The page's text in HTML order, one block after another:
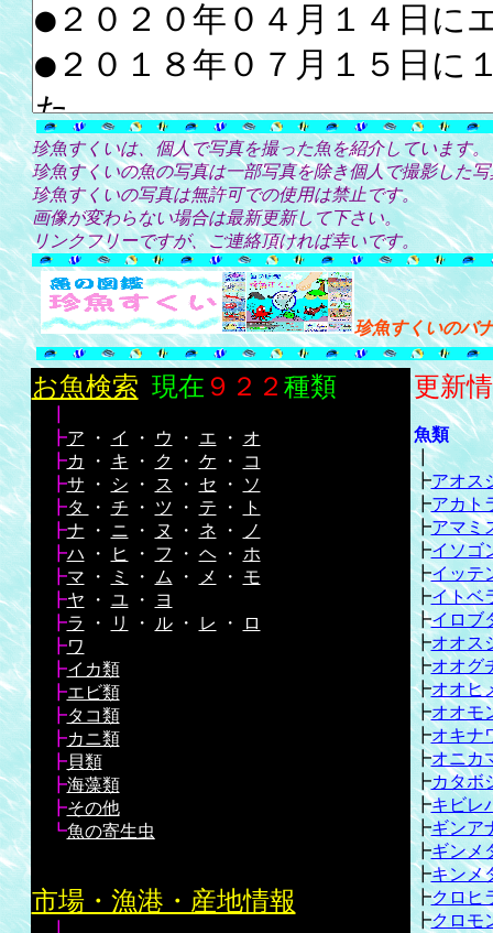
珍魚すくいは、個人で写真を撮った魚を紹介しています。
珍魚すくいの魚の写真は一部写真を除き個人で撮影した
珍魚すくいの写真は無許可での使用は禁止です。
画像が変わらない場合は最新更新して下さい。
リンクフリーですが、ご連絡頂ければ幸いです。
珍魚すくいのバ
お魚検索 現在 ９２２ 種類
┣ア ・ イ ・ ウ ・ エ ・ オ
┣カ ・ キ ・ ク ・ ケ ・
コ
┣サ ・ シ ・ ス ・ セ ・
ソ
┣タ ・ チ ・ ツ ・ テ ・
ト
┣ナ ・ ニ ・ ヌ ・ ネ ・
ノ
┣ハ ・ ヒ ・ フ ・ ヘ・ ホ
┣マ ・ ミ ・ ム ・ メ ・ モ
┣ヤ ・ ユ・
ヨ
┣ラ ・ リ ・ ル・ レ ・
ロ
┣ワ
┣イカ類
┣エビ類
┣タコ類
┣カニ類
┣貝類
┣海藻類
┣その他
┗魚の寄生虫
市場・漁港・産地情報
更新
魚類
┃
┣アオス
┣アカト
┣アマミ
┣イソゴ
┣イッテ
┣イトベ
┣イロブ
┣オオス
┣オオグ
┣オオヒ
┣オオモ
┣オキナ
┣オニカ
┣カタボ
┣キビレ
┣ギンア
┣ギンメ
┣キンメ
┣クロヒ
┣クロモ